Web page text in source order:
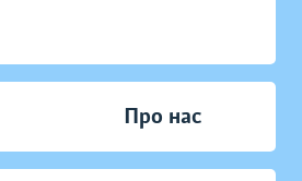
Про нас